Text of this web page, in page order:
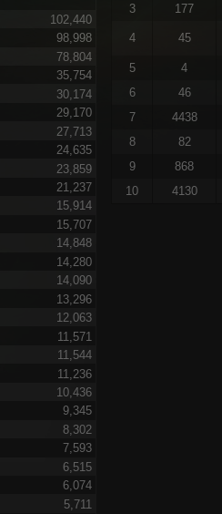
102,440
98,998
78,804
35,754
30,174
29,170
27,713
24,635
23,859
21,237
15,914
15,707
14,848
14,280
14,090
13,296
12,063
11,571
11,544
11,236
10,436
9,345
8,302
7,593
6,515
6,074
5,711
3
177
4 45
5
4
6
46
7
4438
8
82
9
868
10
4130